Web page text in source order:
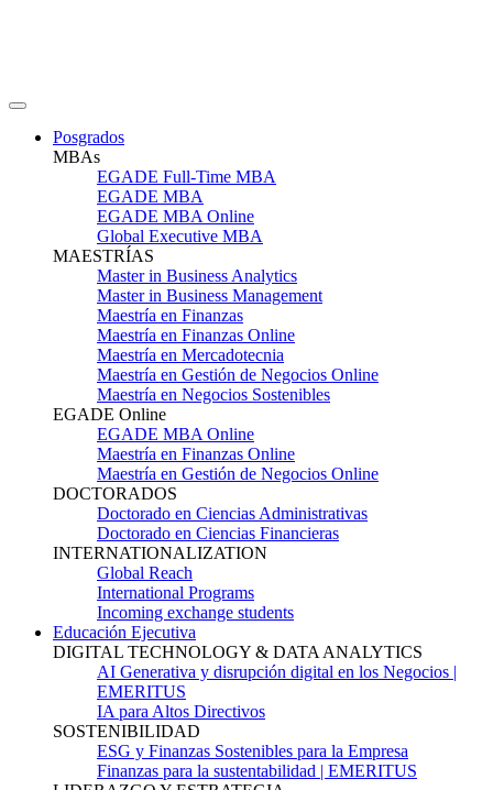
Posgrados
MBAs
EGADE Full-Time MBA
EGADE MBA
EGADE MBA Online
Global Executive MBA
MAESTRÍAS
Master in Business Analytics
Master in Business Management
Maestría en Finanzas
Maestría en Finanzas Online
Maestría en Mercadotecnia
Maestría en Gestión de Negocios Online
Maestría en Negocios Sostenibles
EGADE Online
EGADE MBA Online
Maestría en Finanzas Online
Maestría en Gestión de Negocios Online
DOCTORADOS
Doctorado en Ciencias Administrativas
Doctorado en Ciencias Financieras
INTERNATIONALIZATION
Global Reach
International Programs
Incoming exchange students
Educación Ejecutiva
DIGITAL TECHNOLOGY & DATA ANALYTICS
AI Generativa y disrupción digital en los Negocios |
EMERITUS
IA para Altos Directivos
SOSTENIBILIDAD
ESG y Finanzas Sostenibles para la Empresa
Finanzas para la sustentabilidad | EMERITUS